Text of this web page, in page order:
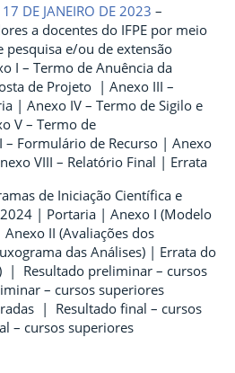
DE JANEIRO DE 2023 –
a docentes do IFPE por meio
pesquisa e/ou de extensão
I – Termo de Anuência da
de Projeto | Anexo III –
| Anexo IV – Termo de Sigilo e
V – Termo de
Formulário de Recurso | Anexo
VIII – Relatório Final | Errata
de Iniciação Científica e
| Portaria | Anexo I (Modelo
II (Avaliações dos
das Análises) | Errata do
| Resultado preliminar – cursos
– cursos superiores
| Resultado final – cursos
– cursos superiores